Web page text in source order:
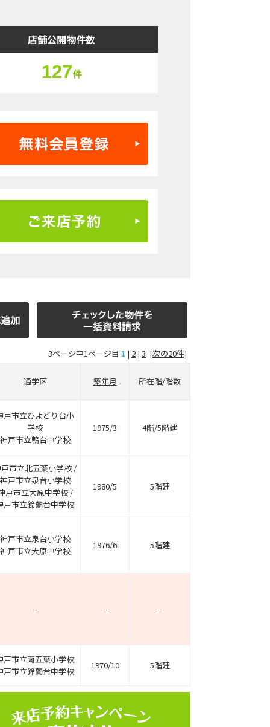
店舗公開物件数
127件
3ページ中1ページ目 1 | 2 | 3 [次の20件]
通学区 築年月 所在階/階数
戸市立ひよどり台小
学校
神戸市立鵯台中学校
1975/3 4階/5階建
市立北五葉小学校 /
神戸市立泉台小学校
戸市立大原中学校 /
戸市立鈴蘭台中学校
1980/5 5階建
神戸市立泉台小学校
神戸市立大原中学校
1976/6 5階建
– – –
戸市立南五葉小学校
戸市立鈴蘭台中学校
1970/10 5階建